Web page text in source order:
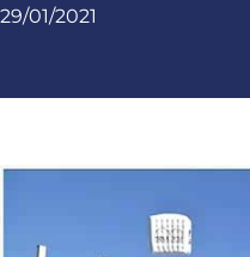
29/01/2021